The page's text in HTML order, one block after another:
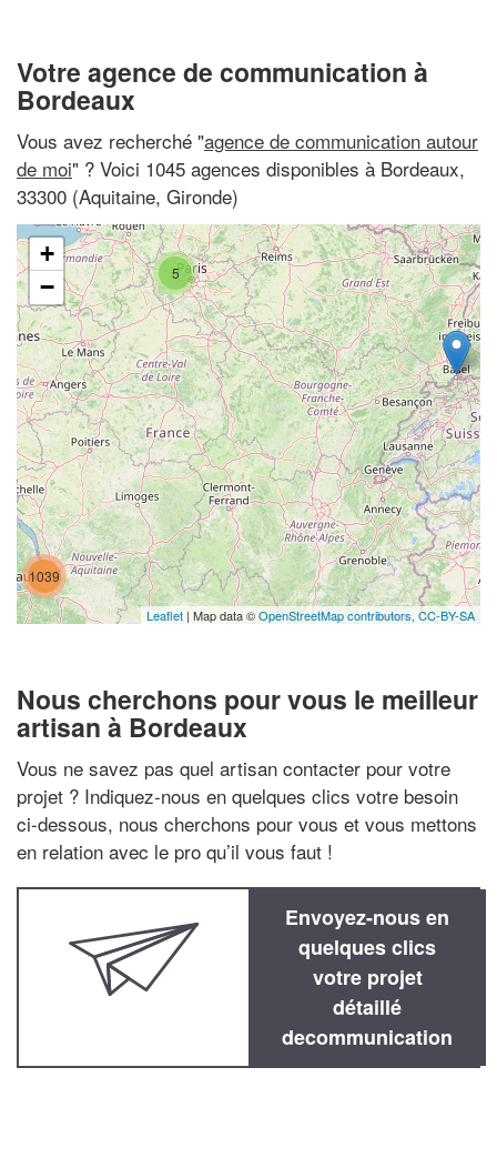
Votre agence de communication à
Bordeaux
Vous avez recherché "agence de communication autour
de moi" ? Voici 1045 agences disponibles à Bordeaux,
33300 (Aquitaine, Gironde)
5
1039
+
−
Leaflet | Map data ©OpenStreetMap contributors, CC-BY-SA
Nous cherchons pour vous le meilleur
artisan à Bordeaux
Vous ne savez pas quel artisan contacter pour votre
projet ? Indiquez-nous en quelques clics votre besoin
ci-dessous, nous cherchons pour vous et vous mettons
en relation avec le pro qu’il vous faut !
Envoyez-nous en
quelques clics
votre projet
détaillé
decommunication